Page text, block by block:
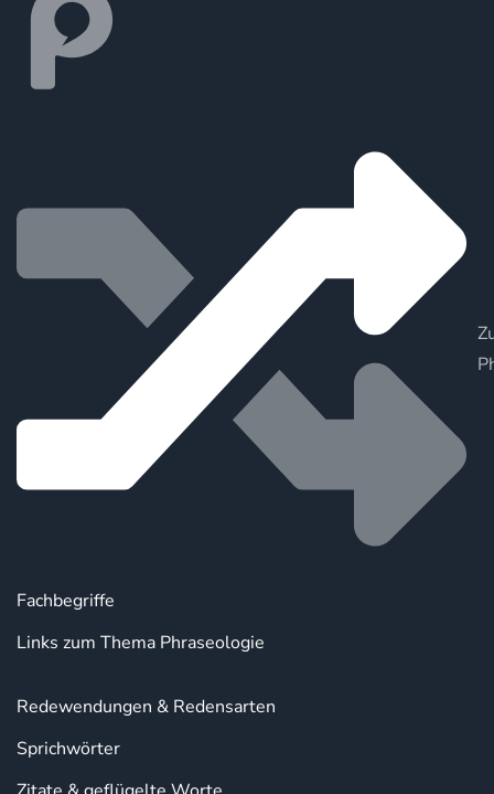
Fachbegriffe
Links zum Thema Phraseologie
Redewendungen & Redensarten
Sprichwörter